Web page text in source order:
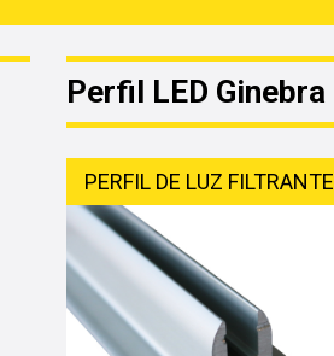
Perfil LED Ginebra
PERFIL DE LUZ FILTRANTE